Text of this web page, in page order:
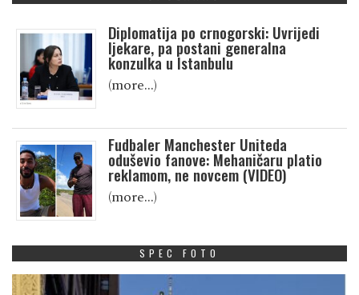
Diplomatija po crnogorski: Uvrijedi
ljekare, pa postani generalna
konzulka u Istanbulu
(more…)
Fudbaler Manchester Uniteda
oduševio fanove: Mehaničaru platio
reklamom, ne novcem (VIDEO)
(more…)
SPEC FOTO